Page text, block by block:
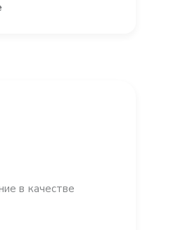
в качестве